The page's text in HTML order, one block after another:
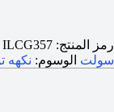
رمز المنتج: ILCG357
سولت الوسوم: نكهه